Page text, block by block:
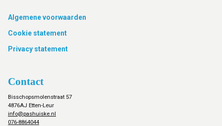
Footer
Algemene voorwaarden
Cookie statement
Privacy statement
Contact
Bisschopsmolenstraat 57
4876AJ Etten-Leur
info@pashuiske.nl
076-8864044